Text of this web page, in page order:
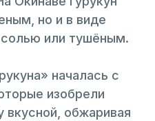
но и в виде
или тушёным.
началась с
изобрели
вкусной, обжаривая